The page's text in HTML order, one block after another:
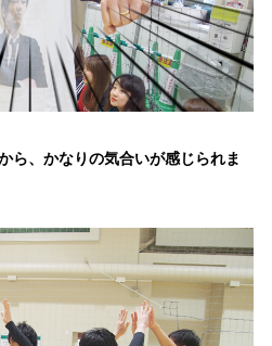
ら、かなりの気合いが感じられま